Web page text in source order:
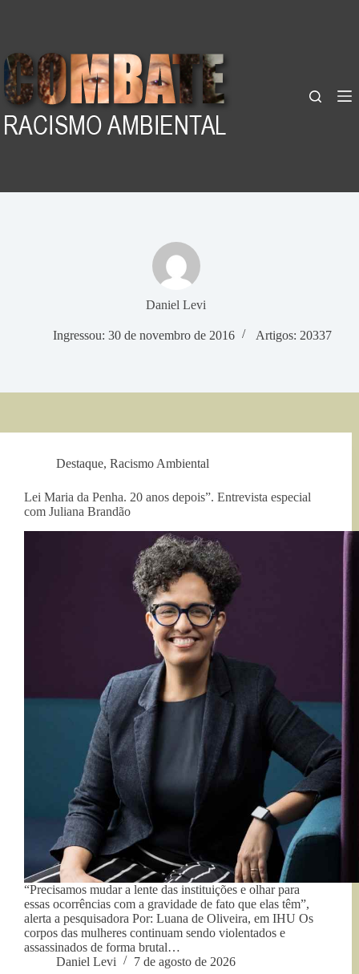
Daniel Levi
Ingressou: 30 de novembro de 2016 Artigos: 20337
Destaque, Racismo Ambiental
Lei Maria da Penha. 20 anos depois”. Entrevista especial
com Juliana Brandão
“Precisamos mudar a lente das instituições e olhar para
essas ocorrências com a gravidade de fato que elas têm”,
alerta a pesquisadora Por: Luana de Oliveira, em IHU Os
corpos das mulheres continuam sendo violentados e
assassinados de forma brutal…
Daniel Levi
7 de agosto de 2026